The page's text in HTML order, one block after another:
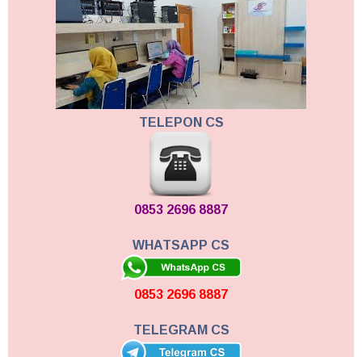
TELEPON CS
0853 2696 8887
WHATSAPP CS
0853 2696 8887
TELEGRAM CS